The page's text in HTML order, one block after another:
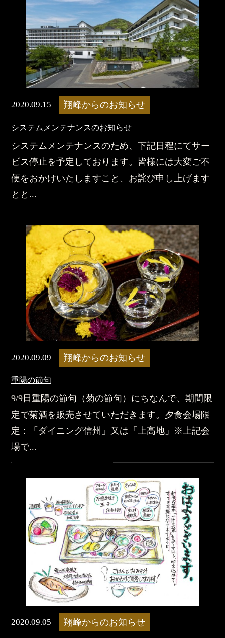
2020.09.15 翔峰からのお知らせ
システムメンテナンスのお知らせ
システムメンテナンスのため、下記日程にてサー
ビス停止を予定しております。皆様には大変ご不
便をおかけいたしますこと、お詫び申し上げます
とと...
2020.09.09 翔峰からのお知らせ
重陽の節句
9/9日重陽の節句（菊の節句）にちなんで、期間限
定で菊酒を販売させていただきます。夕食会場限
定：「ダイニング信州」又は「上高地」※上記会
場で...
2020.09.05 翔峰からのお知らせ